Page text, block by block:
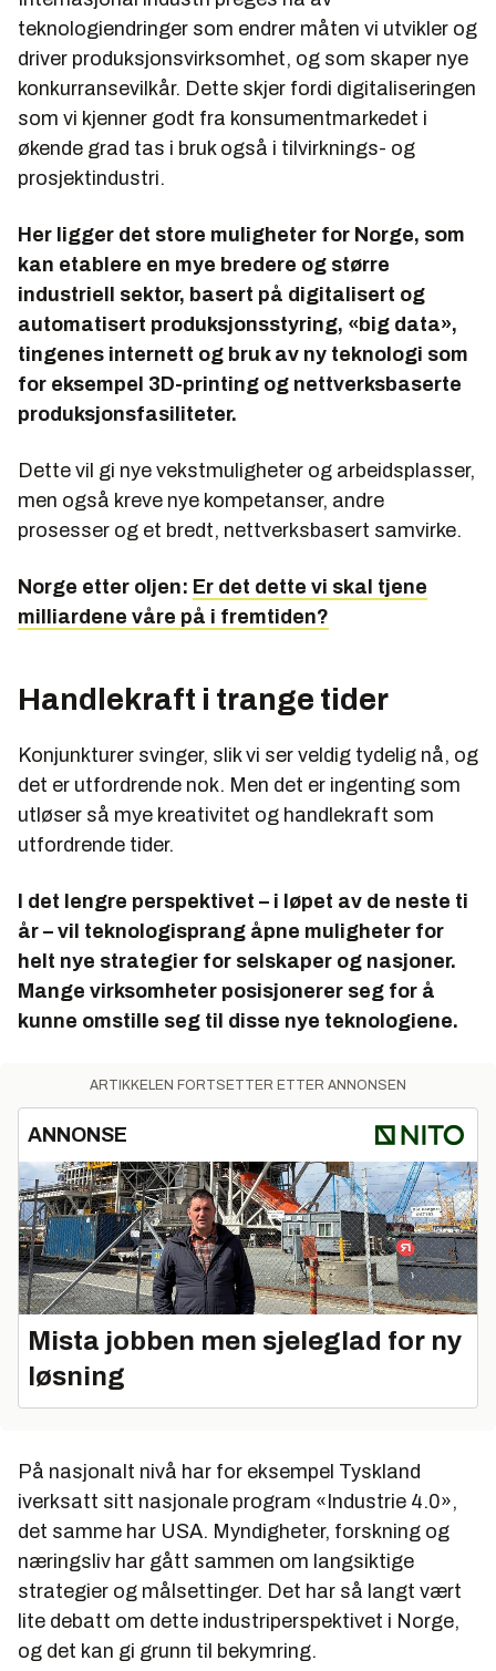
teknologiendringer som endrer måten vi utvikler og
driver produksjonsvirksomhet, og som skaper nye
konkurransevilkår. Dette skjer fordi digitaliseringen
som vi kjenner godt fra konsumentmarkedet i
økende grad tas i bruk også i tilvirknings- og
prosjektindustri.
Her ligger det store muligheter for Norge, som
kan etablere en mye bredere og større
industriell sektor, basert på digitalisert og
automatisert produksjonsstyring, «big data»,
tingenes internett og bruk av ny teknologi som
for eksempel 3D-printing og nettverksbaserte
produksjonsfasiliteter.
Dette vil gi nye vekstmuligheter og arbeidsplasser,
men også kreve nye kompetanser, andre
prosesser og et bredt, nettverksbasert samvirke.
Norge etter oljen: Er det dette vi skal tjene
milliardene våre på i fremtiden?
Handlekraft i trange tider
Konjunkturer svinger, slik vi ser veldig tydelig nå, og
det er utfordrende nok. Men det er ingenting som
utløser så mye kreativitet og handlekraft som
utfordrende tider.
I det lengre perspektivet – i løpet av de neste ti
år – vil teknologisprang åpne muligheter for
helt nye strategier for selskaper og nasjoner.
Mange virksomheter posisjonerer seg for å
kunne omstille seg til disse nye teknologiene.
ARTIKKELEN FORTSETTER ETTER ANNONSEN
ANNONSE
Mista jobben men sjeleglad for ny
løsning
På nasjonalt nivå har for eksempel Tyskland
iverksatt sitt nasjonale program «Industrie 4.0»,
det samme har USA. Myndigheter, forskning og
næringsliv har gått sammen om langsiktige
strategier og målsettinger. Det har så langt vært
lite debatt om dette industriperspektivet i Norge,
og det kan gi grunn til bekymring.